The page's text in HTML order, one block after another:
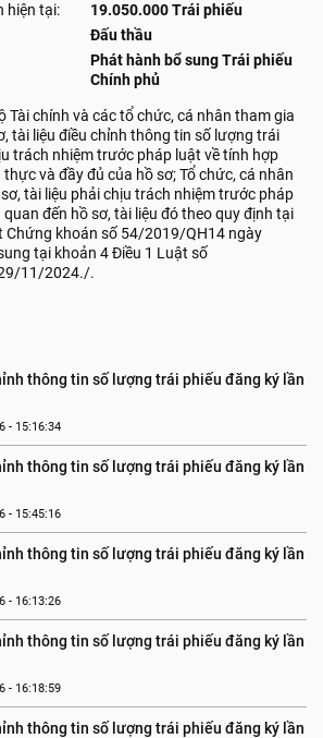
hiện tại:
19.050.000 Trái phiếu
Đấu thầu
Phát hành bổ sung Trái phiếu
Chính phủ
Tài chính và các tổ chức, cá nhân tham gia
tài liệu điều chỉnh thông tin số lượng trái
trách nhiệm trước pháp luật về tính hợp
và đầy đủ của hồ sơ; Tổ chức, cá nhân
tài liệu phải chịu trách nhiệm trước pháp
đến hồ sơ, tài liệu đó theo quy định tại
Chứng khoán số 54/2019/QH14 ngày
tại khoản 4 Điều 1 Luật số
11/2024./.
thông tin số lượng trái phiếu đăng ký lần
- 15:16:34
thông tin số lượng trái phiếu đăng ký lần
- 15:45:16
thông tin số lượng trái phiếu đăng ký lần
- 16:13:26
thông tin số lượng trái phiếu đăng ký lần
- 16:18:59
thông tin số lượng trái phiếu đăng ký lần